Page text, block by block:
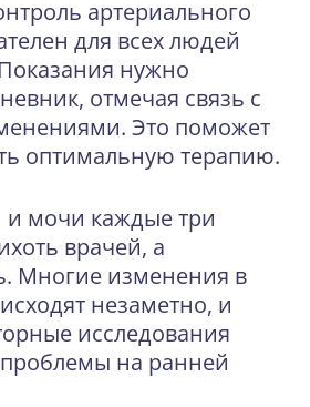
артериального
для всех людей
нужно
отмечая связь с
Это поможет
оптимальную терапию.
мочи каждые три
врачей, а
Многие изменения в
незаметно, и
исследования
на ранней